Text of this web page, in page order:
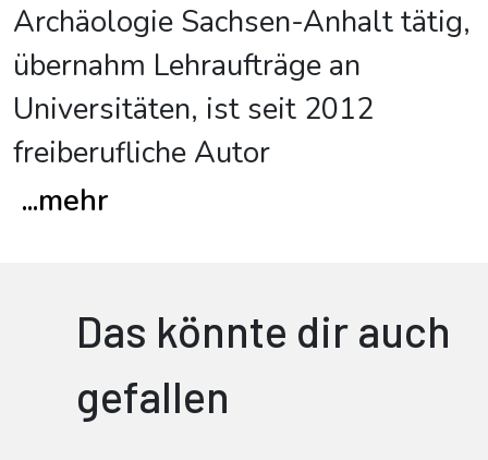
Archäologie Sachsen-Anhalt tätig,
übernahm Lehraufträge an
Universitäten, ist seit 2012
freiberufliche Autor
...mehr
Das könnte dir auch
gefallen